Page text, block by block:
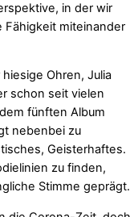
in der wir
Fähigkeit miteinander
Ohren, Julia
schon seit vielen
fünften Album
nebenbei zu
Geisterhaftes.
zu finden,
Stimme geprägt.